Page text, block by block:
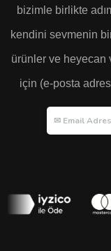
bizimle birlikte
kendini sevmenin
ürünler ve heyecan
için (e-posta